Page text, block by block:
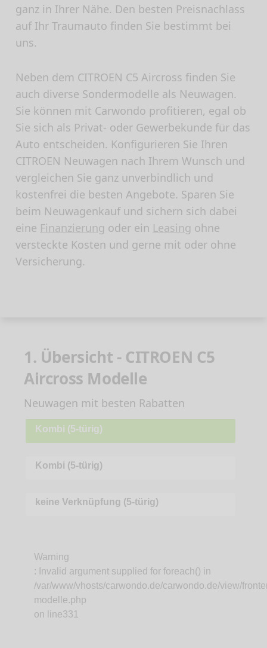
ganz in Ihrer Nähe. Den besten Preisnachlass
auf Ihr Traumauto finden Sie bestimmt bei
uns.
Neben dem CITROEN C5 Aircross finden Sie
auch diverse Sondermodelle als Neuwagen.
Sie können mit Carwondo profitieren, egal ob
Sie sich als Privat- oder Gewerbekunde für das
Auto entscheiden. Konfigurieren Sie Ihren
CITROEN Neuwagen nach Ihrem Wunsch und
vergleichen Sie ganz unverbindlich und
kostenfrei die besten Angebote. Sparen Sie
beim Neuwagenkauf und sichern sich dabei
eine Finanzierung oder ein Leasing ohne
versteckte Kosten und gerne mit oder ohne
Versicherung.
1. Übersicht - CITROEN C5
Aircross Modelle
Neuwagen mit besten Rabatten
Kombi (5-türig)
Kombi (5-türig)
keine Verknüpfung (5-türig)
Warning
: Invalid argument supplied for foreach() in
/var/www/vhosts/carwondo.de/carwondo.de/view/
modelle.php
on line331